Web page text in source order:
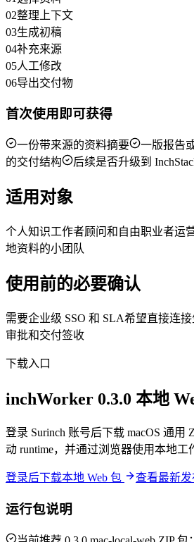
02整理上下文
03生成初稿
04补充来源
05人工修改
06导出交付物
首次使用即可获得
一份带来源的资料摘要 一版报告
的交付结构
后续是否升级到
适用对象
个人知识工作者顾问和自由职业者运
地资料的小团队
使用前的必要确认
需要企业级 SSO 和 SLA希望直接连
审批和交付签收
下载入口
inchWorker 0.3.0 本地
登录 Surinch 账号后下载 macOS 通用
动 runtime，并通过浏览器使用本地工
登录后下载本地 Web 包 查看最新
运行包说明